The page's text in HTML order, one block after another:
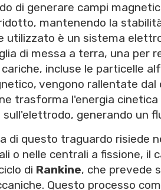
di generare campi
mantenendo la
utilizzato è un sistema
di messa a terra, una per
incluse le particelle
vengono rallentate
trasforma l'energia
generando un
di questo traguardo risiede
o nelle centrali a fissione,
di Rankine, che prevede
Questo processo